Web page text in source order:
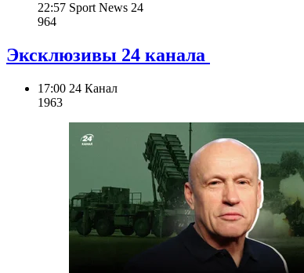
22:57 Sport News 24
964
Эксклюзивы 24 канала
17:00 24 Канал
1963